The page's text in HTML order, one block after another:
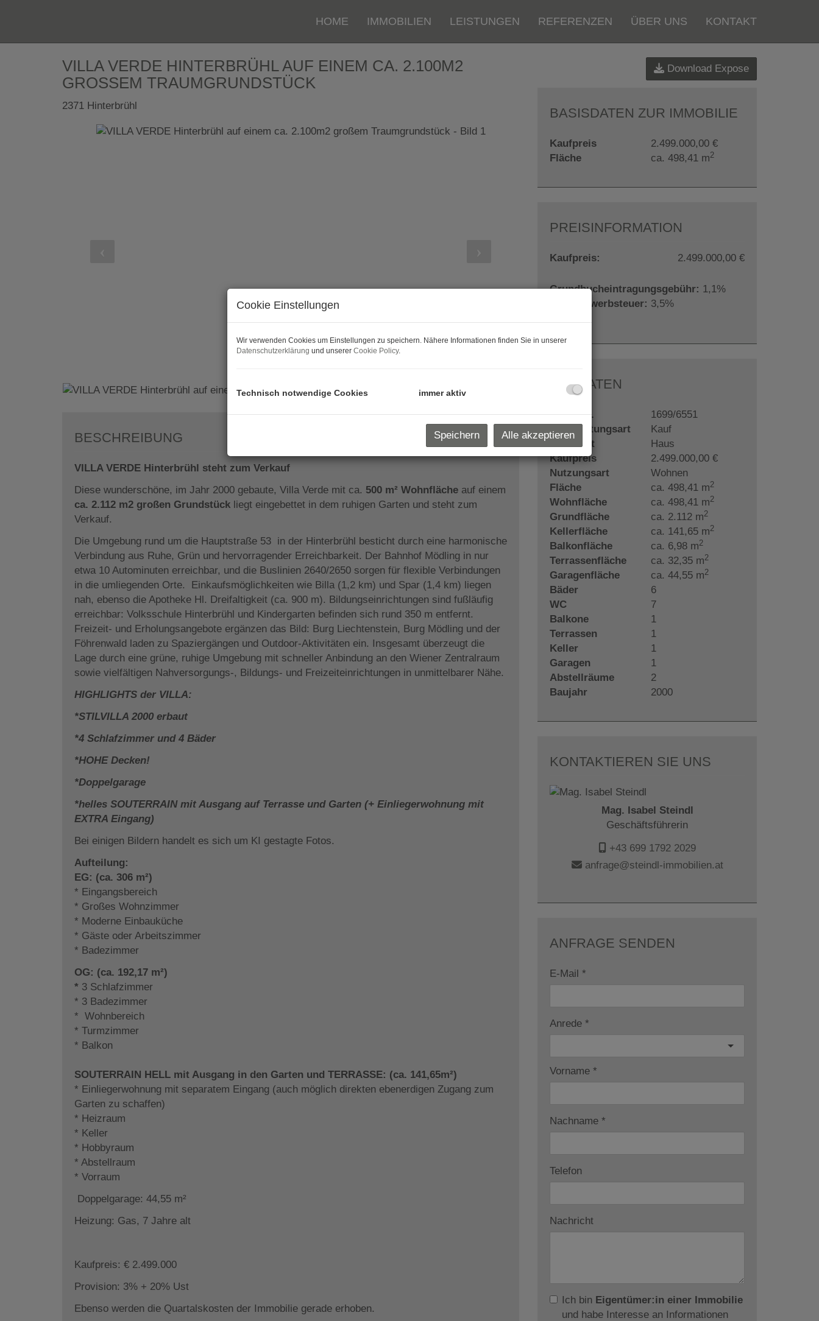
HOME IMMOBILIEN LEISTUNGEN REFERENZEN ÜBER UNS KONTAKT
VILLA VERDE HINTERBRÜHL AUF EINEM CA. 2.100M2
GROSSEM TRAUMGRUNDSTÜCK
2371 Hinterbrühl
BESCHREIBUNG
VILLA VERDE Hinterbrühl steht zum Verkauf
Diese wunderschöne, im Jahr 2000 gebaute, Villa Verde mit ca. 500 m² Wohnfläche auf einem
ca. 2.112 m2 großen Grundstück liegt eingebettet in dem ruhigen Garten und steht zum
Verkauf.
Die Umgebung rund um die Hauptstraße 53 in der Hinterbrühl besticht durch eine harmonische
Verbindung aus Ruhe, Grün und hervorragender Erreichbarkeit. Der Bahnhof Mödling in nur
etwa 10 Autominuten erreichbar, und die Buslinien 2640/2650 sorgen für flexible Verbindungen
in die umliegenden Orte. Einkaufsmöglichkeiten wie Billa (1,2 km) und Spar (1,4 km) liegen
nah, ebenso die Apotheke Hl. Dreifaltigkeit (ca. 900 m). Bildungseinrichtungen sind fußläufig
erreichbar: Volksschule Hinterbrühl und Kindergarten befinden sich rund 350 m entfernt.
Freizeit- und Erholungsangebote ergänzen das Bild: Burg Liechtenstein, Burg Mödling und der
Föhrenwald laden zu Spaziergängen und Outdoor-Aktivitäten ein. Insgesamt überzeugt die
Lage durch eine grüne, ruhige Umgebung mit schneller Anbindung an den Wiener Zentralraum
sowie vielfältigen Nahversorgungs-, Bildungs- und Freizeiteinrichtungen in unmittelbarer Nähe.
HIGHLIGHTS der VILLA:
*STILVILLA 2000 erbaut
*4 Schlafzimmer und 4 Bäder
*HOHE Decken!
*Doppelgarage
*helles SOUTERRAIN mit Ausgang auf Terrasse und Garten (+ Einliegerwohnung mit
EXTRA Eingang)
Bei einigen Bildern handelt es sich um KI gestagte Fotos.
Aufteilung:
EG: (ca. 306 m²)
* Eingangsbereich
* Großes Wohnzimmer
* Moderne Einbauküche
* Gäste oder Arbeitszimmer
* Badezimmer
OG: (ca. 192,17 m²)
* 3 Schlafzimmer
* 3 Badezimmer
* Wohnbereich
* Turmzimmer
* Balkon
SOUTERRAIN HELL mit Ausgang in den Garten und TERRASSE: (ca. 141,65m²)
* Einliegerwohnung mit separatem Eingang (auch möglich direkten ebenerdigen Zugang zum
Garten zu schaffen)
* Heizraum
* Keller
* Hobbyraum
* Abstellraum
* Vorraum
Doppelgarage: 44,55 m²
Heizung: Gas, 7 Jahre alt
Kaufpreis: € 2.499.000
Provision: 3% + 20% Ust
Ebenso werden die Quartalskosten der Immobilie gerade erhoben.
Download Expose
BASISDATEN ZUR IMMOBILIE
Kaufpreis
2.499.000,00 €
Fläche
ca. 498,41 m2
PREISINFORMATION
Kaufpreis: 2.499.000,00 €
Grundbucheintragungsgebühr: 1,1%
Grunderwerbsteuer: 3,5%
ECKDATEN
Objektnr.
1699/6551
Vermarktungsart
Kauf
Objektart
Haus
Kaufpreis
2.499.000,00 €
Nutzungsart
Wohnen
Fläche
ca. 498,41 m2
Wohnfläche ca. 498,41 m2
Grundfläche ca. 2.112 m2
Kellerfläche ca. 141,65 m2
Balkonfläche ca. 6,98 m2
Terrassenfläche ca. 32,35 m2
Garagenfläche ca. 44,55 m2
Bäder
6
WC
7
Balkone
1
Terrassen
1
Keller
1
Garagen
1
Abstellräume
2
Baujahr
2000
KONTAKTIEREN SIE UNS
Mag. Isabel Steindl
Geschäftsführerin
+43 699 1792 2029
anfrage@steindl-immobilien.at
ANFRAGE SENDEN
E-Mail
Anrede
Vorname
Nachname
Telefon
Nachricht
Ich bin Eigentümer:in einer Immobilie
und habe Interesse an Informationen
Cookie Einstellungen
Wir verwenden Cookies um Einstellungen zu speichern. Nähere Informationen finden Sie in unserer
Datenschutzerklärung und unserer Cookie Policy.
Technisch notwendige Cookies immer aktiv
Speichern Alle akzeptieren